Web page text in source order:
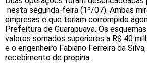
nesta segunda-feira (1º/07). Ambas
empresas e que teriam corrompido
Prefeitura de Guarapuava. Os
valores somados superiores a R$ 40
e o engenheiro Fabiano Ferreira da
recebimento de propina.